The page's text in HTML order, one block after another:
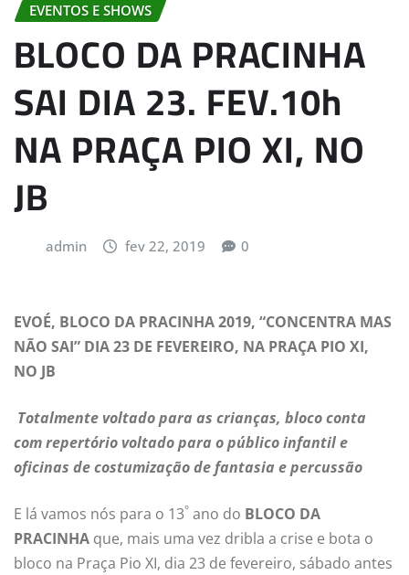
EVENTOS E SHOWS
BLOCO DA PRACINHA
SAI DIA 23. FEV.10h
NA PRAÇA PIO XI, NO
JB
admin fev 22, 2019 0
EVOÉ, BLOCO DA PRACINHA 2019, “CONCENTRA MAS
NÃO SAI” DIA 23 DE FEVEREIRO, NA PRAÇA PIO XI,
NO JB
Totalmente voltado para as crianças, bloco conta
com repertório voltado para o público infantil e
oficinas de costumização de fantasia e percussão
E lá vamos nós para o 13° ano do BLOCO DA
PRACINHA que, mais uma vez dribla a crise e bota o
bloco na Praça Pio XI, dia 23 de fevereiro, sábado antes